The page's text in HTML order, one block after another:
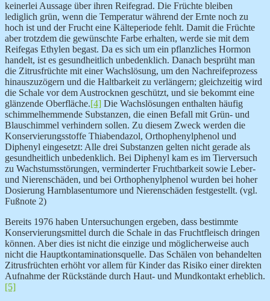
keinerlei Aussage über ihren Reifegrad. Die Früchte bleiben
lediglich grün, wenn die Temperatur während der Ernte noch zu
hoch ist und der Frucht eine Kälteperiode fehlt. Damit die Früchte
aber trotzdem die gewünschte Farbe erhalten, werde sie mit dem
Reifegas Ethylen begast. Da es sich um ein pflanzliches Hormon
handelt, ist es gesundheitlich unbedenklich. Danach besprüht man
die Zitrusfrüchte mit einer Wachslösung, um den Nachreifeprozess
hinauszuzögern und die Haltbarkeit zu verlängern; gleichzeitig wird
die Schale vor dem Austrocknen geschützt, und sie bekommt eine
glänzende Oberfläche.[4] Die Wachslösungen enthalten häufig
schimmelhemmende Substanzen, die einen Befall mit Grün- und
Blauschimmel verhindern sollen. Zu diesem Zweck werden die
Konservierungsstoffe Thiabendazol, Orthophenylphenol und
Diphenyl eingesetzt: Alle drei Substanzen gelten nicht gerade als
gesundheitlich unbedenklich. Bei Diphenyl kam es im Tierversuch
zu Wachstumsstörungen, verminderter Fruchtbarkeit sowie Leber-
und Nierenschäden, und bei Orthophenylphenol wurden bei hoher
Dosierung Harnblasentumore und Nierenschäden festgestellt. (vgl.
Fußnote 2)
Bereits 1976 haben Untersuchungen ergeben, dass bestimmte
Konservierungsmittel durch die Schale in das Fruchtfleisch dringen
können. Aber dies ist nicht die einzige und möglicherweise auch
nicht die Hauptkontaminationsquelle. Das Schälen von behandelten
Zitrusfrüchten erhöht vor allem für Kinder das Risiko einer direkten
Aufnahme der Rückstände durch Haut- und Mundkontakt erheblich.
[5]